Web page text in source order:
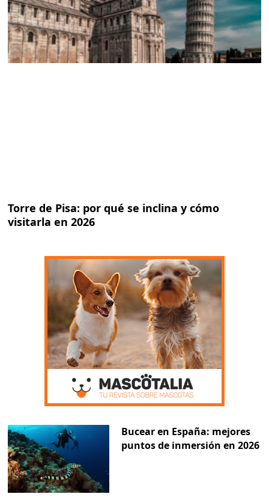
Torre de Pisa: por qué se inclina y cómo
visitarla en 2026
Bucear en España: mejores
puntos de inmersión en 2026